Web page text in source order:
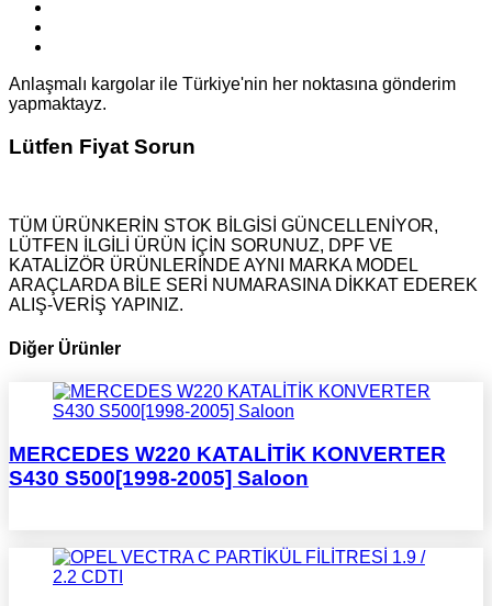
Anlaşmalı kargolar ile Türkiye'nin her noktasına gönderim
yapmaktayz.
Lütfen Fiyat Sorun
TÜM ÜRÜNKERİN STOK BİLGİSİ GÜNCELLENİYOR,
LÜTFEN İLGİLİ ÜRÜN İÇİN SORUNUZ, DPF VE
KATALİZÖR ÜRÜNLERİNDE AYNI MARKA MODEL
ARAÇLARDA BİLE SERİ NUMARASINA DİKKAT EDEREK
ALIŞ-VERİŞ YAPINIZ.
Diğer Ürünler
MERCEDES W220 KATALİTİK KONVERTER
S430 S500[1998-2005] Saloon